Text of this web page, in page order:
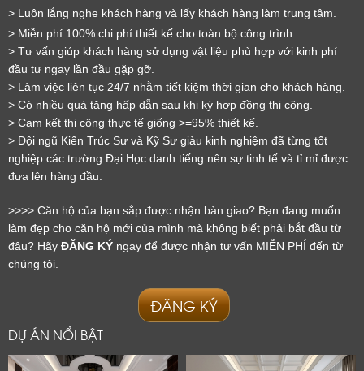
> Luôn lắng nghe khách hàng và lấy khách hàng làm trung tâm.
> Miễn phí 100% chi phí thiết kế cho toàn bộ công trình.
> Tư vấn giúp khách hàng sử dụng vật liệu phù hợp với kinh phí
đầu tư ngay lần đầu gặp gỡ.
> Làm việc liên tục 24/7 nhằm tiết kiệm thời gian cho khách hàng.
> Có nhiều quà tặng hấp dẫn sau khi ký hợp đồng thi công.
> Cam kết thi công thực tế giống >=95% thiết kế.
> Đội ngũ Kiến Trúc Sư và Kỹ Sư giàu kinh nghiệm đã từng tốt
nghiệp các trường Đại Học danh tiếng nên sự tinh tế và tỉ mỉ được
đưa lên hàng đầu.
>>>> Căn hộ của bạn sắp được nhận bàn giao? Bạn đang muốn
làm đẹp cho căn hộ mới của mình mà không biết phải bắt đầu từ
đâu? Hãy ĐĂNG KÝ ngay để được nhận tư vấn MIỄN PHÍ đến từ
chúng tôi.
ĐĂNG KÝ
DỰ ÁN NỔI BẬT
LIFECONCEPT
Cảm ơn quý khách đã để lại thông tin.
Chúng tôi sẽ liên hệ lại trong thời gian sớm nhất